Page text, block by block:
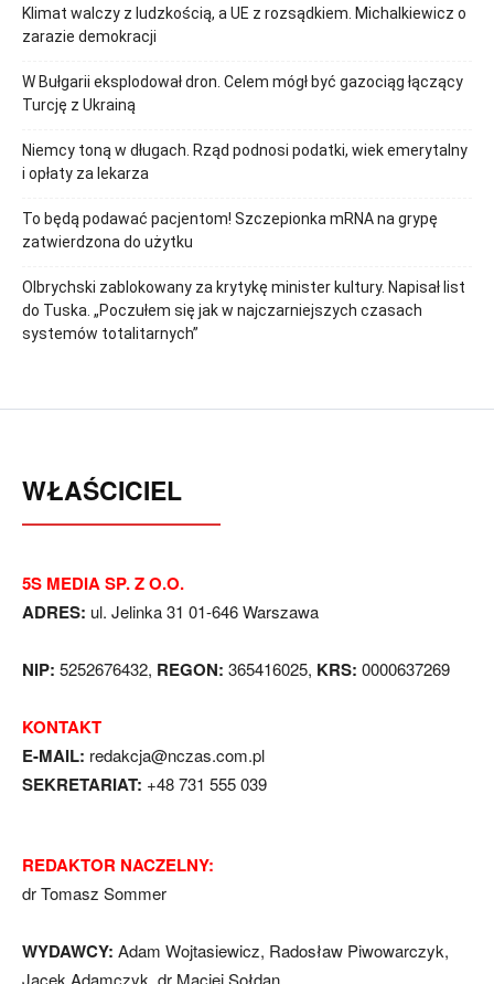
Klimat walczy z ludzkością, a UE z rozsądkiem. Michalkiewicz o
zarazie demokracji
W Bułgarii eksplodował dron. Celem mógł być gazociąg łączący
Turcję z Ukrainą
Niemcy toną w długach. Rząd podnosi podatki, wiek emerytalny
i opłaty za lekarza
To będą podawać pacjentom! Szczepionka mRNA na grypę
zatwierdzona do użytku
Olbrychski zablokowany za krytykę minister kultury. Napisał list
do Tuska. „Poczułem się jak w najczarniejszych czasach
systemów totalitarnych”
WŁAŚCICIEL
5S MEDIA SP. Z O.O.
ADRES: ul. Jelinka 31 01-646 Warszawa
NIP: 5252676432, REGON: 365416025, KRS: 0000637269
KONTAKT
E-MAIL: redakcja@nczas.com.pl
SEKRETARIAT: +48 731 555 039
REDAKTOR NACZELNY:
dr Tomasz Sommer
WYDAWCY: Adam Wojtasiewicz, Radosław Piwowarczyk,